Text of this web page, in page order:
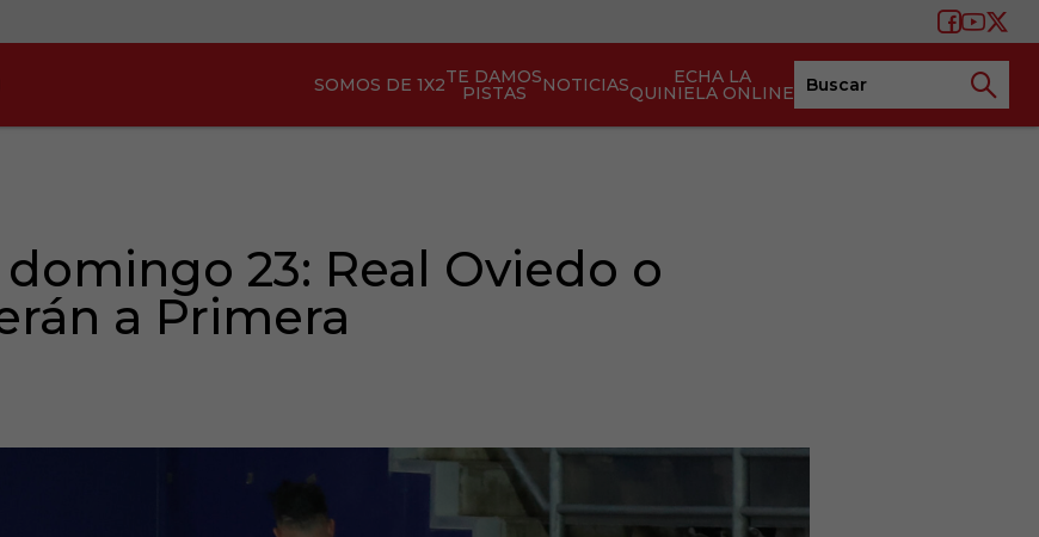
SOMOS DE 1X2TE DAMOS
PISTAS NOTICIAS ECHA LA
QUINIELA ONLINE
23: Real Oviedo o
a Primera